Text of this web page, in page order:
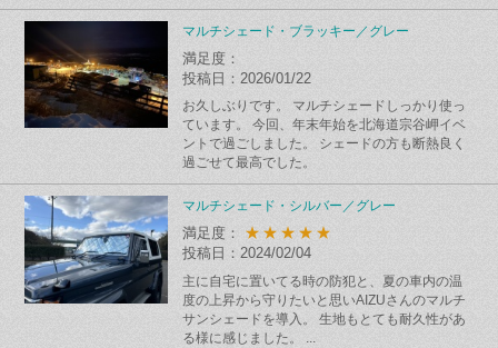
マルチシェード・ブラッキー／グレー
満足度：
投稿日：2026/01/22
お久しぶりです。 マルチシェードしっかり使っ
ています。 今回、年末年始を北海道宗谷岬イベ
ントで過ごしました。 シェードの方も断熱良く
過ごせて最高でした。
マルチシェード・シルバー／グレー
満足度： ★★★★★
投稿日：2024/02/04
主に自宅に置いてる時の防犯と、夏の車内の温
度の上昇から守りたいと思いAIZUさんのマルチ
サンシェードを導入。 生地もとても耐久性があ
る様に感じました。 ...